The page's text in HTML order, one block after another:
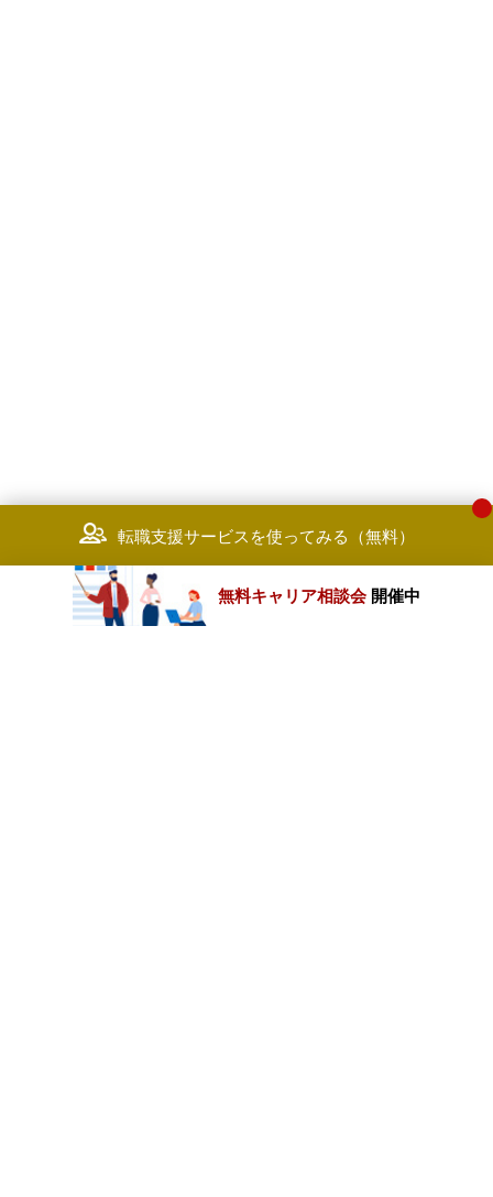
転職支援サービスを使ってみる（無料）
無料キャリア相談会 開催中